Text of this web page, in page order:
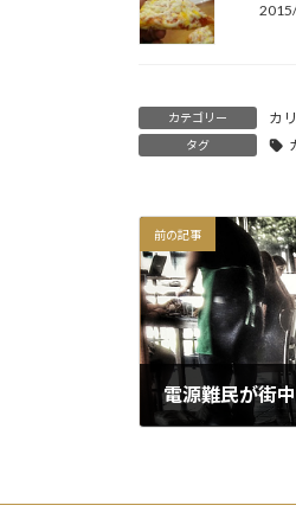
カテゴリー カ
タグ
前の記事